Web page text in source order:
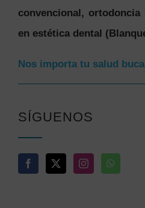
convencional,
en estética dental
Nos importa tu salud
SÍGUENOS